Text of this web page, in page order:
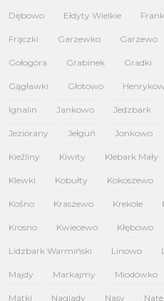
Dębowo Ełdyty Wielkie
Frączki Garzewko Garzewo
Gołogóra Grabinek Gradki
Gągławki Głotowo
Ignalin Jankowo Jedzbark
Jeziorany Jełguń Jonkowo
Kieźliny Kiwity Klebark Mały
Klewki Kobułty Kokoszewo
Kośno Kraszewo Krekole
Krosno Kwiecewo Kłębowo
Lidzbark Warmiński Linowo
Majdy Markajmy Miodówko
Mątki Naglady Nasy